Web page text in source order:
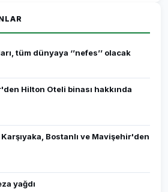
tüm dünyaya ‘’nefes’’ olacak
Hilton Oteli binası hakkında
Bostanlı ve Mavişehir'den
yağdı